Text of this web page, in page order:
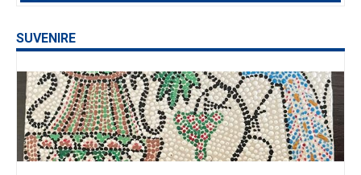
SUVENIRE